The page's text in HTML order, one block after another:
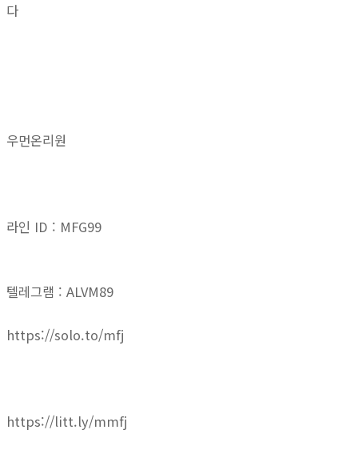
다
우먼온리원
라인 ID : MFG99
텔레그램 : ALVM89
https://solo.to/mfj
https://litt.ly/mmfj